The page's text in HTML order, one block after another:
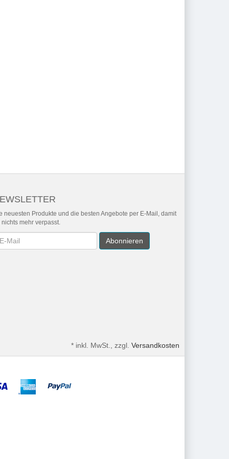
neuesten Produkte und die besten Angebote per E-Mail, damit
nichts mehr verpasst.
Abonnieren
* inkl. MwSt., zzgl. Versandkosten